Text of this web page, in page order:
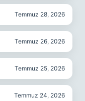
Temmuz 28, 2026
Temmuz 26, 2026
Temmuz 25, 2026
Temmuz 24, 2026